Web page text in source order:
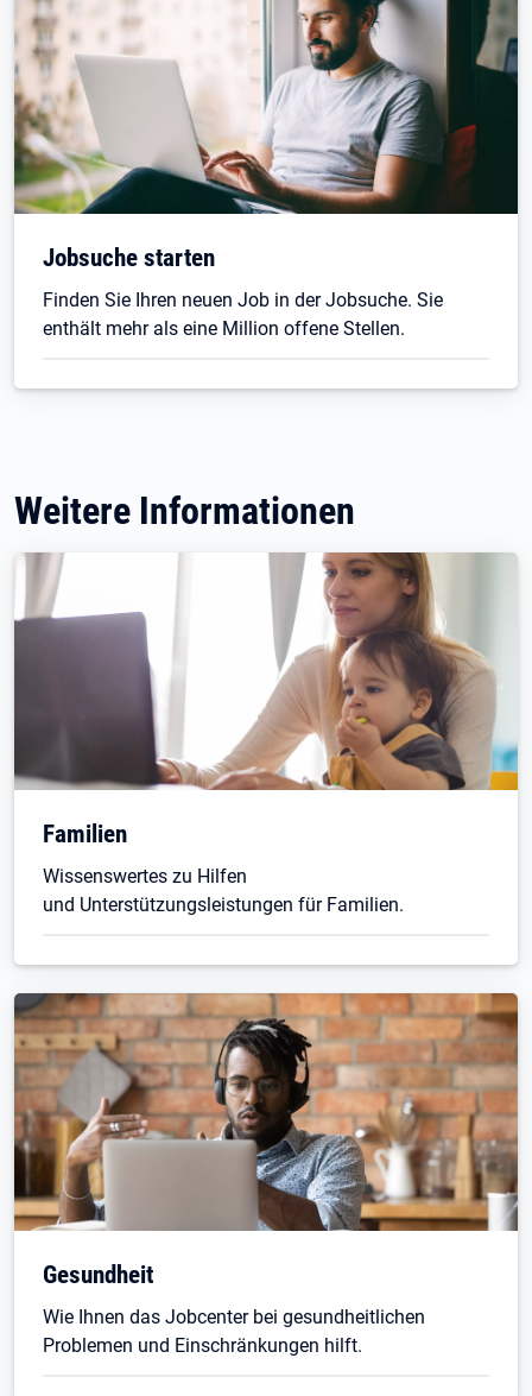
Jobsuche starten
Finden Sie Ihren neuen Job in der Jobsuche. Sie
enthält mehr als eine Million offene Stellen.
Weitere Informationen
Familien
Wissenswertes zu Hilfen
und Unterstützungsleistungen für Familien.
Gesundheit
Wie Ihnen das Jobcenter bei gesundheitlichen
Problemen und Einschränkungen hilft.